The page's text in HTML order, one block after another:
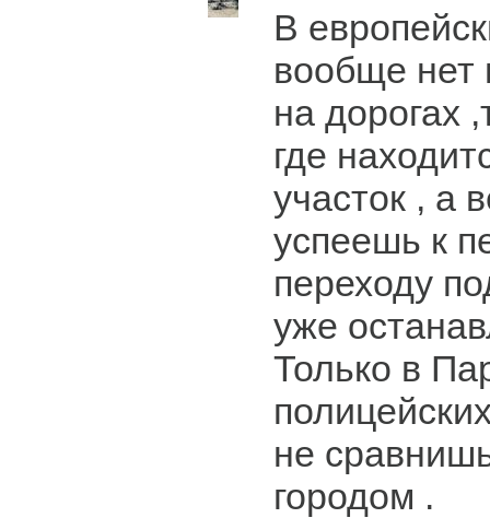
В
вообще нет
на дорогах
где
участок , а
успеешь к
переходу
уже
Только в
не
городом .